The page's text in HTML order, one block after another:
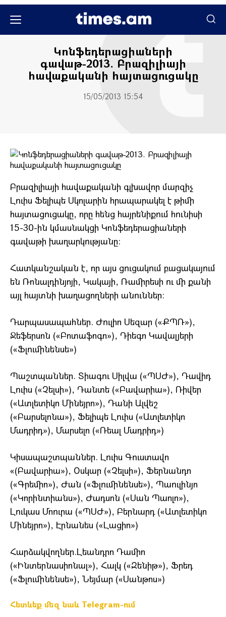
Կոնֆեդերացիաների
գավաթ-2013. Բրազիլիայի
հավաքականի հայտացուցակը
15/05/2013 15:54
Բրազիլիայի հավաքականի գլխավոր մարզիչ
Լուիս Ֆելիպե Սկոլարին հրապարակել է թիմի
հայտացուցակը, որը հենց հայրենիքում հունիսի
15-30-ին կմասնակցի Կոնֆեդերացիաների
գավաթի խաղարկությանը:
Հատկանշական է, որ այս ցուցակում բացակայում
են Ռոնալդինյոյի, Կակայի, Ռամիրեսի ու մի քանի
այլ հայտնի խաղացողների անուններ:
Դարպասապահներ. Ժուլիո Սեզար («ՔՊՌ»),
Ջեֆերսոն («Բոտաֆոգո»), Դիեգո Կավալյերի
(«Ֆլումինենսե»)
Պաշտպաններ. Տիագու Սիլվա («ՊՍԺ»), Դավիդ
Լուիս («Չելսի»), Դանտե («Բավարիա»), Ռիվեր
(«Ատլետիկո Մինեյրո»), Դանի Ալվեշ
(«Բարսելոնա»), Ֆելիպե Լուիս («Ատլետիկո
Մադրիդ»), Մարսելո («Ռեալ Մադրիդ»)
Կիսապաշտպաններ. Լուիս Գուստավո
«(Բավարիա»), Օսկար («Չելսի»), Ֆերնանդո
(«Գրեմիո»), Ժան («Ֆլումինենսե»), Պաուլինյո
(«Կորինտիանս»), Ժադսոն («Սան Պաոլո»),
Լուկաս Մոուրա («ՊՍԺ»), Բերնարդ («Ատլետիկո
Մինեյրո»), Էրնանես («Լացիո»)
Հարձակվողներ.Լեանդրո Դամիո
(«Ինտերնասիոնալ»), Հալկ («Զենիթ»), Ֆրեդ
(«Ֆլումինենսե»), Նեյմար («Սանթոս»)
Հետևեք մեզ նաև Telegram-ում